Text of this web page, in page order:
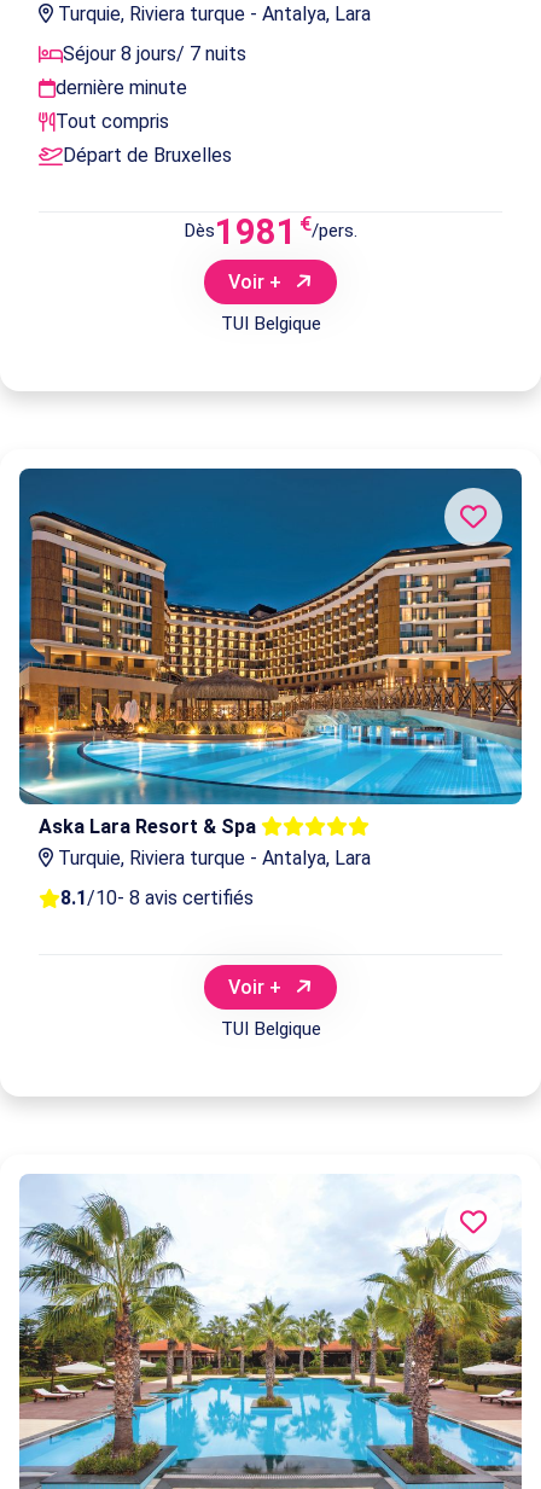
Turquie, Riviera turque - Antalya, Lara
Séjour 8 jours/ 7 nuits
dernière minute
Tout compris
Départ de Bruxelles
Dès1981 €/pers.
Voir +
TUI Belgique
Aska Lara Resort & Spa
Turquie, Riviera turque - Antalya, Lara
8.1/10- 8 avis certifiés
Voir +
TUI Belgique